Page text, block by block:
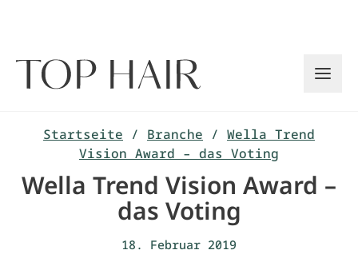
Startseite / Branche / Wella Trend
Vision Award – das Voting
Wella Trend Vision Award –
das Voting
18. Februar 2019